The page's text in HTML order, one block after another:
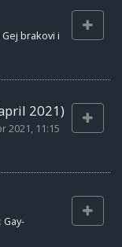
Gej brakovi i
2021)
2021, 11:15
Gay-